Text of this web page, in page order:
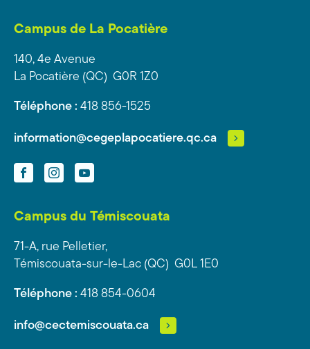
Campus de La Pocatière
140, 4e Avenue
La Pocatière (QC) G0R 1Z0
Téléphone : 418 856-1525
information@cegeplapocatiere.qc.ca
FacebookInstagramYouTube
Campus du Témiscouata
71-A, rue Pelletier,
Témiscouata-sur-le-Lac (QC) G0L 1E0
Téléphone : 418 854-0604
info@cectemiscouata.ca